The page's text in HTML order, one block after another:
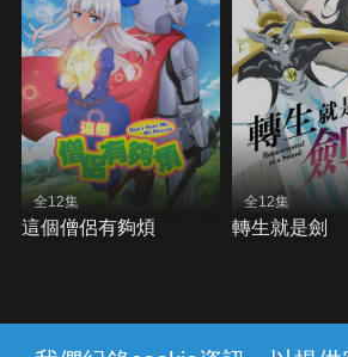
全12集
這個僧侶有夠煩
全12集
轉生就是劍